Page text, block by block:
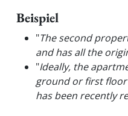
Beispiel
"The second
and has all the
"Ideally, the
ground or first
has been recently